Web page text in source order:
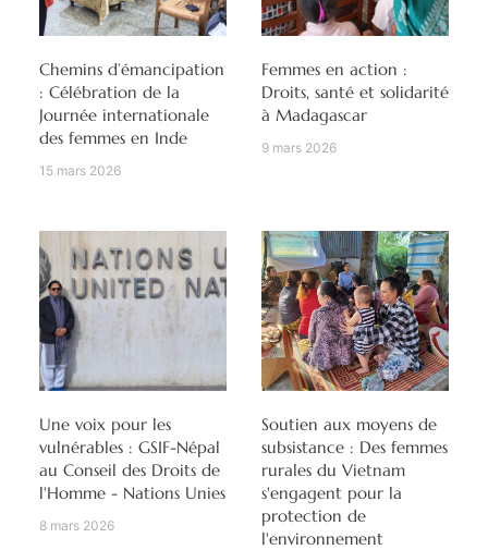
Chemins d’émancipation
: Célébration de la
Journée internationale
des femmes en Inde
15 mars 2026
Femmes en action :
Droits, santé et solidarité
à Madagascar
9 mars 2026
Une voix pour les
vulnérables : GSIF-Népal
au Conseil des Droits de
l'Homme - Nations Unies
8 mars 2026
Soutien aux moyens de
subsistance : Des femmes
rurales du Vietnam
s'engagent pour la
protection de
l'environnement